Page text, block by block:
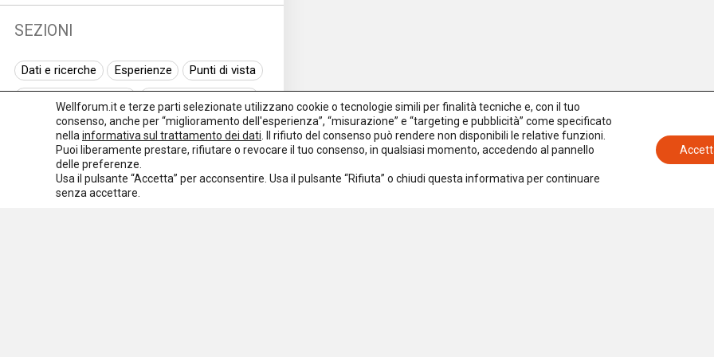
SEZIONI
Dati e ricerche Esperienze
Punti di vista
Normativa europea
Rassegna normativa
I seminari di Welforum
Eventi
Spazio ai promotori
Wellforum.it e terze parti selezionate utilizzano cookie o tecnologie simili per finalità tecniche e, con il tuo
consenso, anche per “miglioramento dell'esperienza”, “misurazione” e “targeting e pubblicità” come specificato
nella informativa sul trattamento dei dati . Il rifiuto del consenso può rendere non disponibili le relative funzioni.
Puoi liberamente prestare, rifiutare o revocare il tuo consenso, in qualsiasi momento, accedendo al pannello
delle preferenze.
Usa il pulsante “Accetta” per acconsentire. Usa il pulsante “Rifiuta” o chiudi questa informativa per continuare
senza accettare.